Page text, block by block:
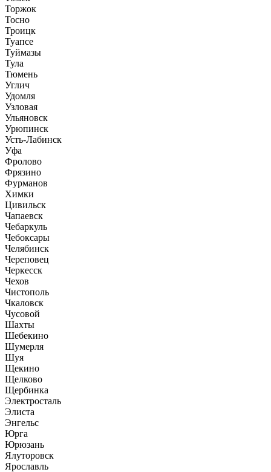
Торжок
Тосно
Троицк
Туапсе
Туймазы
Тула
Тюмень
Углич
Удомля
Узловая
Ульяновск
Урюпинск
Усть-Лабинск
Уфа
Фролово
Фрязино
Фурманов
Химки
Цивильск
Чапаевск
Чебаркуль
Чебоксары
Челябинск
Череповец
Черкесск
Чехов
Чистополь
Чкаловск
Чусовой
Шахты
Шебекино
Шумерля
Шуя
Щекино
Щелково
Щербинка
Электросталь
Элиста
Энгельс
Юрга
Юрюзань
Ялуторовск
Ярославль